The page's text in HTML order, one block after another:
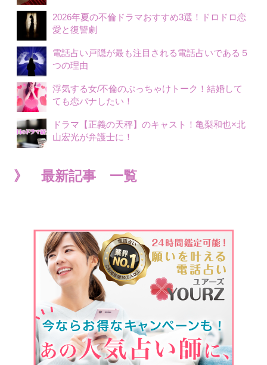
2026年夏の不倫ドラマおすすめ3選！ドロドロ恋
愛と復讐劇
電話占い戸隠が最も注目される電話占いである５
つの理由
浮気する女/不倫のぶっちゃけトーク！結婚して
ても恋バナしたい！
ドラマ【正義の天秤】のキャスト！亀梨和也×北
山宏光が弁護士に！
》 最新記事 一覧